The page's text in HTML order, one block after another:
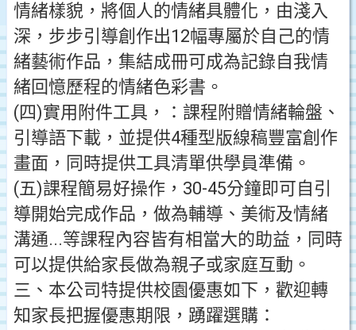
情緒樣貌，將個人的情緒具體化，由淺入
深，步步引導創作出12幅專屬於自己的情
緒藝術作品，集結成冊可成為記錄自我情
緒回憶歷程的情緒色彩書。
(四)實用附件工具，：課程附贈情緒輪盤、
引導語下載，並提供4種型版線稿豐富創作
畫面，同時提供工具清單供學員準備。
(五)課程簡易好操作，30-45分鐘即可自引
導開始完成作品，做為輔導、美術及情緒
溝通...等課程內容皆有相當大的助益，同時
可以提供給家長做為親子或家庭互動。
三、本公司特提供校園優惠如下，歡迎轉
知家長把握優惠期限，踴躍選購：